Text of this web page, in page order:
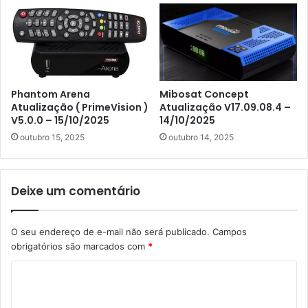
Phantom Arena
Atualização ( PrimeVision )
V5.0.0 – 15/10/2025
outubro 15, 2025
Mibosat Concept
Atualização V17.09.08.4 –
14/10/2025
outubro 14, 2025
Deixe um comentário
O seu endereço de e-mail não será publicado. Campos
obrigatórios são marcados com *